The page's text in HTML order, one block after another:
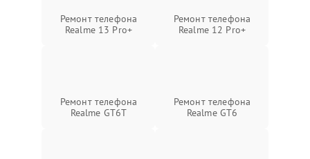
Ремонт телефона
Realme 13 Pro+
Ремонт телефона
Realme 12 Pro+
Ремонт телефона
Realme GT6T
Ремонт телефона
Realme GT6